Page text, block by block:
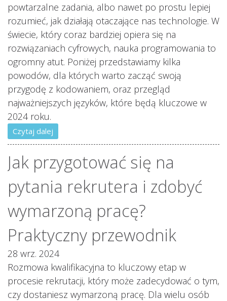
powtarzalne zadania, albo nawet po prostu lepiej
rozumieć, jak działają otaczające nas technologie. W
świecie, który coraz bardziej opiera się na
rozwiązaniach cyfrowych, nauka programowania to
ogromny atut. Poniżej przedstawiamy kilka
powodów, dla których warto zacząć swoją
przygodę z kodowaniem, oraz przegląd
najważniejszych języków, które będą kluczowe w
2024 roku.
Czytaj dalej
Jak przygotować się na
pytania rekrutera i zdobyć
wymarzoną pracę?
Praktyczny przewodnik
28 wrz. 2024
Rozmowa kwalifikacyjna to kluczowy etap w
procesie rekrutacji, który może zadecydować o tym,
czy dostaniesz wymarzoną pracę. Dla wielu osób